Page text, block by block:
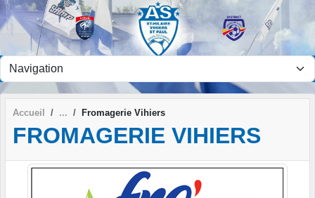
Accueil Fromagerie Vihiers
FROMAGERIE VIHIERS
Panneau de gestion des cookies